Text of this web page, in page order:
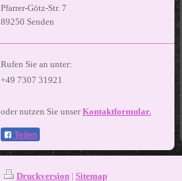
Pfarrer-Götz-Str. 7
89250 Senden
Rufen Sie an unter:
+49 7307 31921
oder nutzen Sie unserKontaktformular.
Teilen
Druckversion | Sitemap